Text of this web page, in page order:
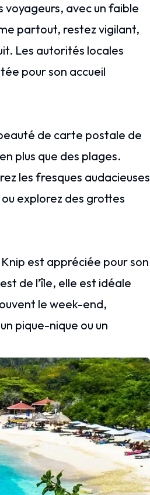
voyageurs, avec un faible
partout, restez vigilant,
Les autorités locales
pour son accueil
de carte postale de
plus que des plages.
les fresques audacieuses
explorez des grottes
est appréciée pour son
de l’île, elle est idéale
le week-end,
pique-nique ou un